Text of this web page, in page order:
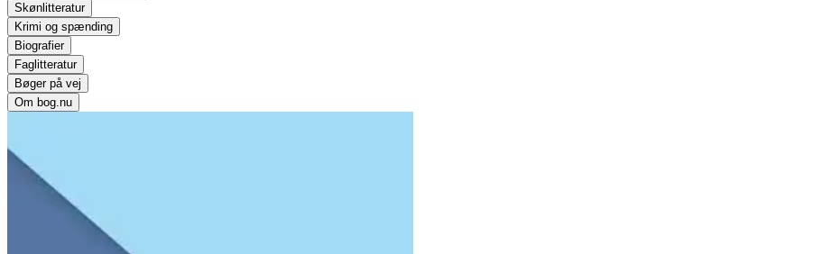
Skønlitteratur
Krimi og spænding
Biografier
Faglitteratur
Bøger på vej
Om bog.nu